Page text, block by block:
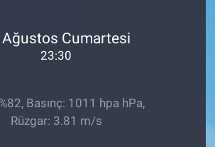
Cumartesi
23:30
Basınç: 1011 hpa hPa,
Rüzgar: 3.81 m/s